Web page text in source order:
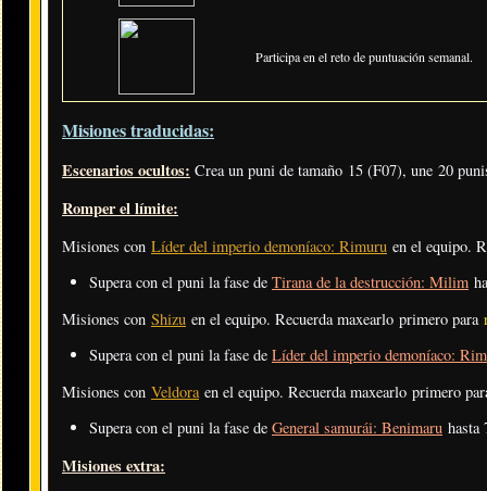
Participa en el reto de puntuación semanal.
Misiones traducidas:
Escenarios ocultos: Crea un puni de tamaño 15 (F07), une 20
Romper el límite:
Misiones con Líder del imperio demoníaco: Rimuru en el equipo.
Supera con el puni la fase de Tirana de la destrucción: Milim
Misiones con Shizu en el equipo. Recuerda maxearlo primero para
Supera con el puni la fase de Líder del imperio demoníaco:
Misiones con Veldoraen el equipo. Recuerda maxearlo primero
Supera con el puni la fase de General samurái: Benimaru hasta
Misiones extra: